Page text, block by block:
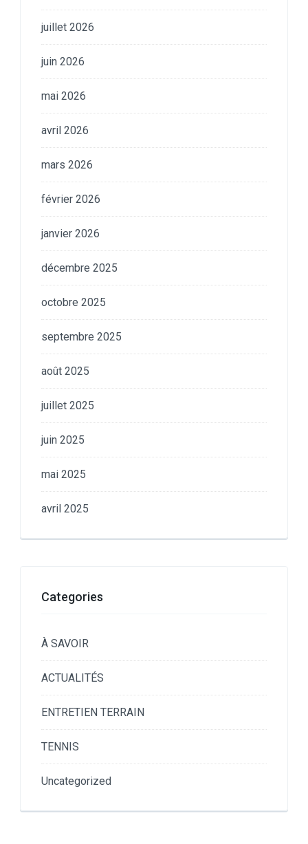
juillet 2026
juin 2026
mai 2026
avril 2026
mars 2026
février 2026
janvier 2026
décembre 2025
octobre 2025
septembre 2025
août 2025
juillet 2025
juin 2025
mai 2025
avril 2025
Categories
À SAVOIR
ACTUALITÉS
ENTRETIEN TERRAIN
TENNIS
Uncategorized